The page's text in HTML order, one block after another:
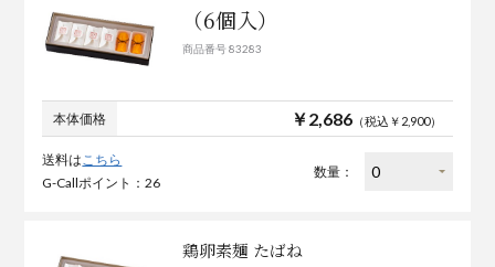
（6個入）
商品番号 83283
本体価格 ￥2,686（税込￥2,900）
送料はこちら
G-Callポイント：26
数量：
鶏卵素麺 たばね